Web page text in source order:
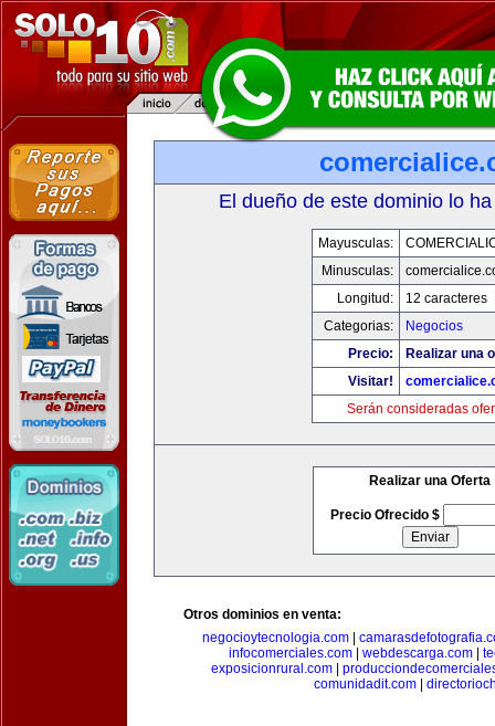
El dueño de este dominio lo
Mayusculas:
Minusculas:
Longitud:
12 caracteres
Categorias:
Negocios
Precio:
Realizar una
Visitar!
Serán consideradas
Realizar una Oferta
Precio Ofrecido $
Otros dominios en venta:
negocioytecnologia.com
infocomerciales.com| webdescarga.com|
exposicionrural.com
comunidadit.com|